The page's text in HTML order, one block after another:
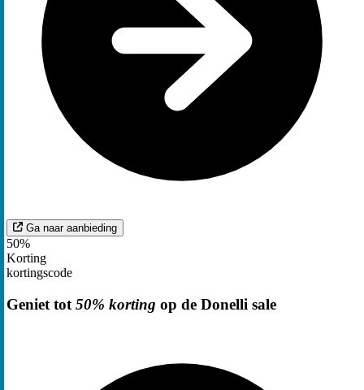
Ga naar aanbieding
50%
Korting
kortingscode
Geniet tot 50% korting op de Donelli sale